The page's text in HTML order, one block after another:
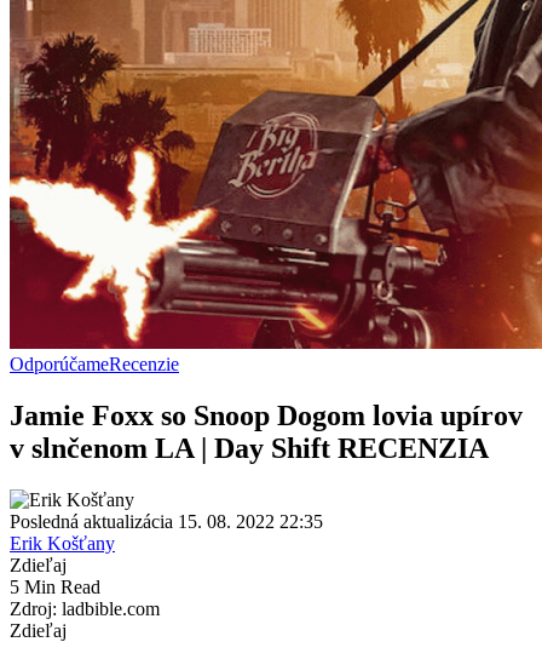
OdporúčameRecenzie
Jamie Foxx so Snoop Dogom lovia upírov
v slnčenom LA | Day Shift RECENZIA
Posledná aktualizácia 15. 08. 2022 22:35
Erik Košťany
Zdieľaj
5 Min Read
Zdroj: ladbible.com
Zdieľaj